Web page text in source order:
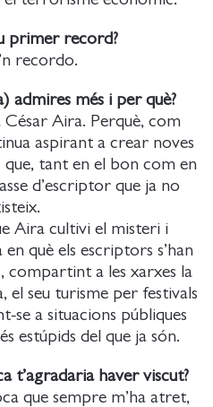
primer record?
recordo.
admires més i per què?
Aira. Perquè, com
aspirant a crear noves
tant en el bon com en
d’escriptor que ja no
Aira cultivi el misteri i
en què els escriptors s’han
compartint a les xarxes la
el seu turisme per festivals
se a situacions públiques
estúpids del que ja són.
t’agradaria haver viscut?
que sempre m’ha atret,